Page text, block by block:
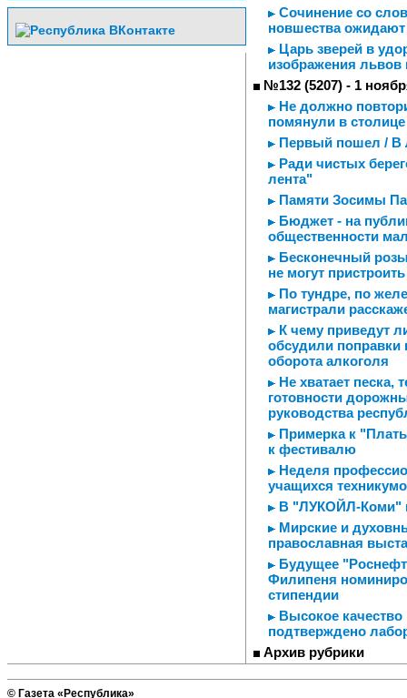
Сочинение со
новшества
Царь зверей в
изображения львов
№132 (5207) - 1
Не должно
помянули в
Первый пошел / В
Ради чистых
лента"
Памяти Зосимы
Бюджет - на
общественности
Бесконечный
не могут
По тундре, по
магистрали
К чему приведут
обсудили поправки
оборота алкоголя
Не хватает песка,
готовности
руководства
Примерка к
к фестивалю
Неделя
учащихся
В "ЛУКОЙЛ-Коми"
Мирские и
православная
Будущее
Филипеня
стипендии
Высокое
подтверждено
Архив рубрики
© Газета «Республика»